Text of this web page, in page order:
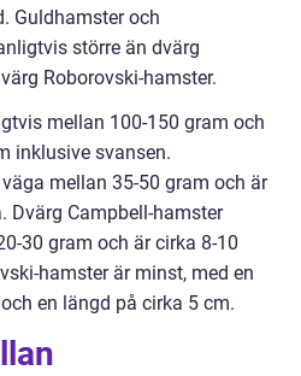
Guldhamster och
större än dvärg
Roborovski-hamster.
mellan 100-150 gram och
inklusive svansen.
mellan 35-50 gram och är
Dvärg Campbell-hamster
30 gram och är cirka 8-10
hamster är minst, med en
en längd på cirka 5 cm.